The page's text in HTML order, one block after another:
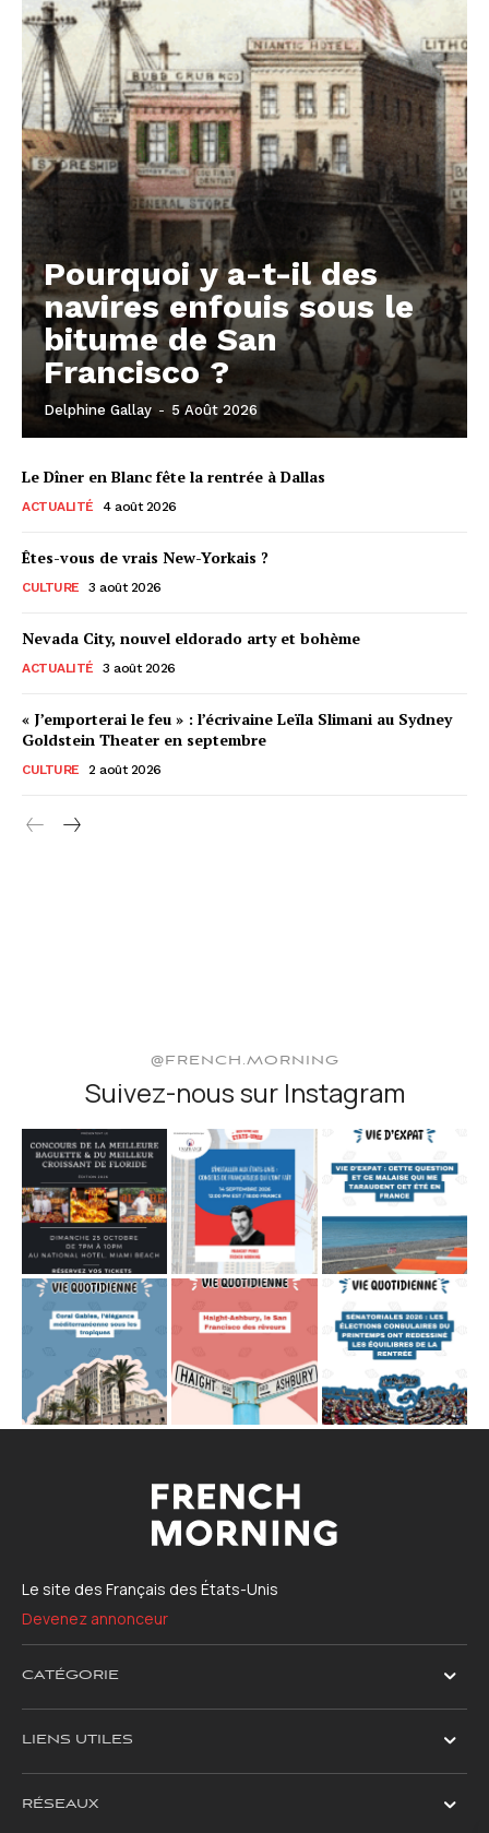
Pourquoi y a-t-il des
navires enfouis sous le
bitume de San
Francisco ?
Delphine Gallay - 5 Août 2026
Le Dîner en Blanc fête la rentrée à Dallas
ACTUALITÉ 4 août 2026
Êtes-vous de vrais New-Yorkais ?
CULTURE 3 août 2026
Nevada City, nouvel eldorado arty et bohème
ACTUALITÉ 3 août 2026
« J’emporterai le feu » : l’écrivaine Leïla Slimani au Sydney
Goldstein Theater en septembre
CULTURE 2 août 2026
@FRENCH.MORNING
Suivez-nous sur Instagram
Le site des Français des États-Unis
Devenez annonceur
CATÉGORIE
LIENS UTILES
RÉSEAUX